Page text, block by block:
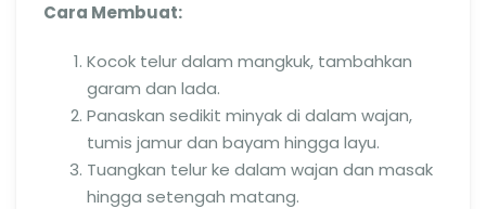
Cara Membuat:
Kocok telur dalam mangkuk, tambahkan
garam dan lada.
Panaskan sedikit minyak di dalam wajan,
tumis jamur dan bayam hingga layu.
Tuangkan telur ke dalam wajan dan masak
hingga setengah matang.